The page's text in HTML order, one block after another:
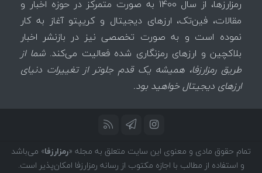
رمزارزها، از سال 1400 به صورت متمرکز در حوزه اخبار و
مقالات، فین‌تک، ارزهای‌ دیجیتال و کریپتو آغاز به کار
نموده است و به صورت تخصصی نیز در بازنشر اخبار
بلاکچین و ارزهای رمزنگاری شده فعالیت می‌کند.شما از
طریق رمزارزفا، همیشه یک قدم جلوتر از تغییرات دنیای
ارزهای دیجیتال خواهید بود.
تمام حقوق مادی و معنوی این سایت متعلق به مجله «رمزارزفا» می‌باشد
و استفاده از مطالب با اجازه مکتوب از رسانه رمزارزفا امکان‌پذیر است.